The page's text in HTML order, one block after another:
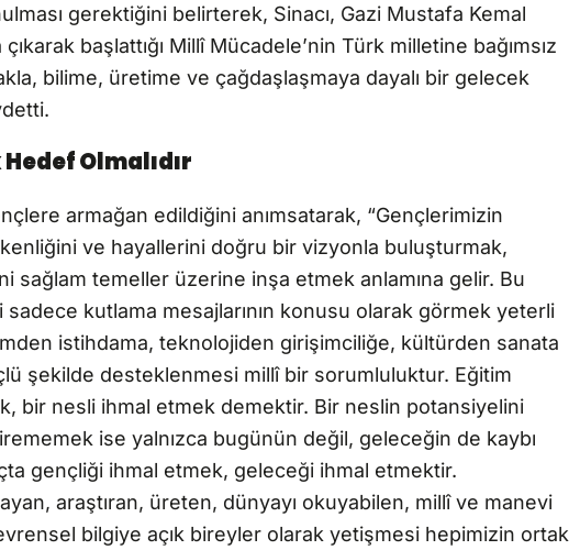
gerektiğini belirterek, Sinacı, Gazi Mustafa Kemal
başlattığı Millî Mücadele’nin Türk milletine bağımsız
bilime, üretime ve çağdaşlaşmaya dayalı bir gelecek
Olmalıdır
armağan edildiğini anımsatarak, “Gençlerimizin
ve hayallerini doğru bir vizyonla buluşturmak,
sağlam temeller üzerine inşa etmek anlamına gelir. Bu
kutlama mesajlarının konusu olarak görmek yeterli
istihdama, teknolojiden girişimciliğe, kültürden sanata
şekilde desteklenmesi millî bir sorumluluktur. Eğitim
bir nesli ihmal etmek demektir. Bir neslin potansiyelini
ise yalnızca bugünün değil, geleceğin de kaybı
gençliği ihmal etmek, geleceği ihmal etmektir.
araştıran, üreten, dünyayı okuyabilen, millî ve manevi
bilgiye açık bireyler olarak yetişmesi hepimizin ortak